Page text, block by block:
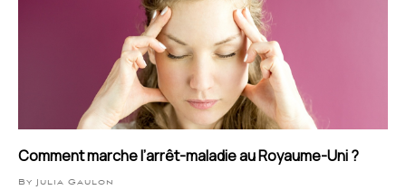
Comment marche l’arrêt-maladie au Royaume-Uni ?
By Julia Gaulon